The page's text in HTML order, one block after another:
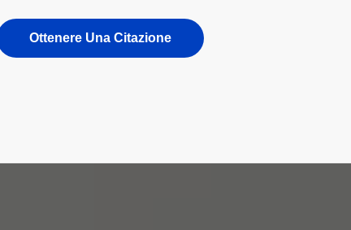
Ottenere Una Citazione